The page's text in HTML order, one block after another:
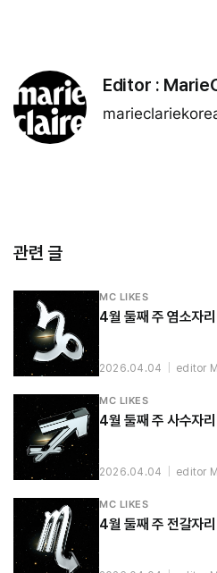
Editor :
관련 글
MC LIKES
4월 둘째 주 염소자
2026.04.04 editor
MC LIKES
4월 둘째 주 사수자
2026.04.04 editor
MC LIKES
4월 둘째 주 전갈자